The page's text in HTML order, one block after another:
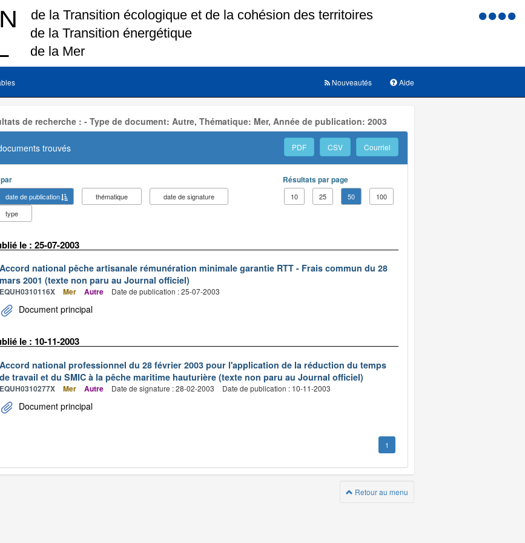
Menu
Aide
Nouveautés
de recherche : - Type de document: Autre, Thématique: Mer, Année de publication: 2003
trouvés PDF CSV Courriel
date de publication thématique
date de signature
type
Résultats par page
10 25 50 100
le : 25-07-2003
Accord national pêche artisanale rémunération minimale garantie RTT - Frais commun du 28
mars 2001 (texte non paru au Journal officiel)
EQUH0310116X Mer Autre Date de publication : 25-07-2003
Document principal
le : 10-11-2003
Accord national professionnel du 28 février 2003 pour l'application de la réduction du temps
de travail et du SMIC à la pêche maritime hauturière (texte non paru au Journal officiel)
EQUH0310277X Mer Autre Date de signature : 28-02-2003 Date de publication : 10-11-2003
Document principal
1
Retour au menu